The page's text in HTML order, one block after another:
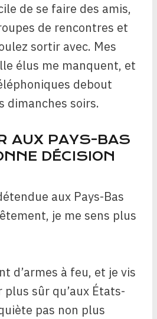
de se faire des amis,
de rencontres et
sortir avec. Mes
élus me manquent, et
debout
dimanches soirs.
AUX PAYS-BAS
DÉCISION
aux Pays-Bas
je me sens plus
d’armes à feu, et je vis
sûr qu’aux États-
pas non plus